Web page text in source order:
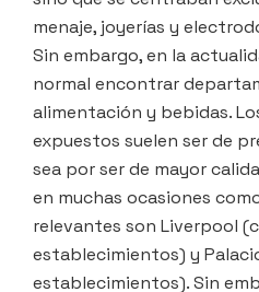
menaje, joyerías y
Sin embargo, en la
normal encontrar
alimentación y bebidas.
expuestos suelen ser de
sea por ser de mayor
en muchas ocasiones
relevantes son Liverpool
establecimientos) y
establecimientos). Sin